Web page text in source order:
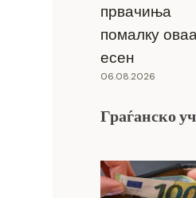
првачиња
помалку
есен
06.08.2026
Граѓанско